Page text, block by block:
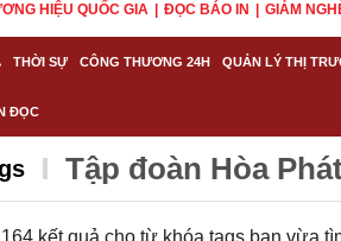
HIỆU QUỐC GIA ĐỌC BÁO IN GIẢM
THỜI SỰ CÔNG THƯƠNG 24H QUẢN LÝ THỊ
ĐỌC
Tập đoàn Hòa
164 kết quả cho từ khóa tags bạn vừa